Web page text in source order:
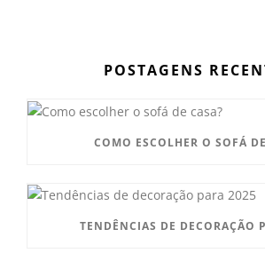
POSTAGENS
COMO ESCOLHER O SOFÁ
TENDÊNCIAS DE DECORAÇÃO